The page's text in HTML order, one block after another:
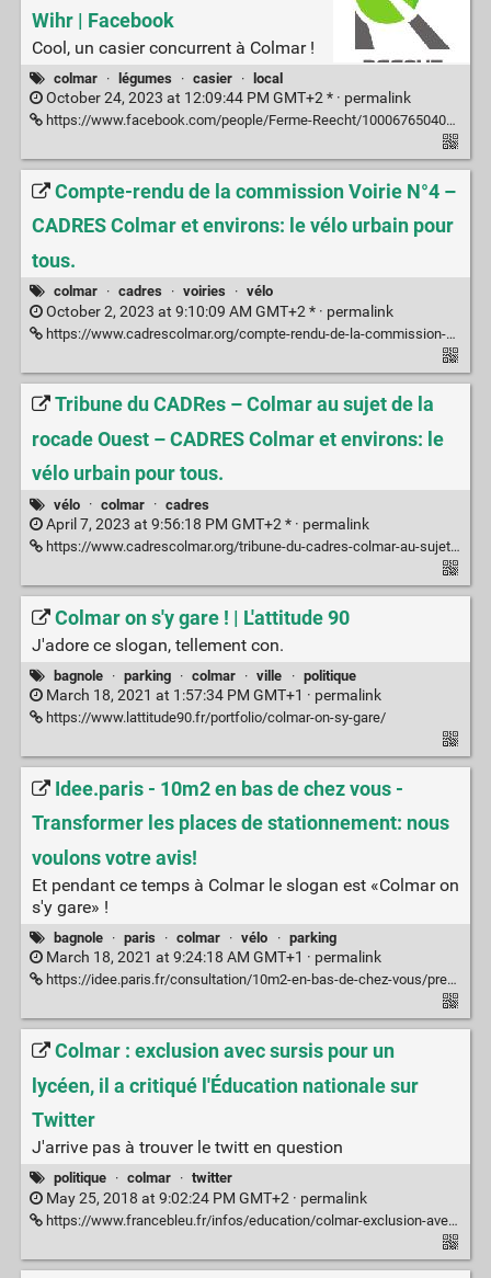
Wihr | Facebook
Cool, un casier concurrent à Colmar !
colmar · légumes · casier · local
October 24, 2023 at 12:09:44 PM GMT+2 * · permalink
https://www.facebook.com/people/Ferme-Reecht/100067650403437/
Compte-rendu de la commission Voirie N°4 –
CADRES Colmar et environs: le vélo urbain pour
tous.
colmar · cadres · voiries · vélo
October 2, 2023 at 9:10:09 AM GMT+2 * · permalink
https://www.cadrescolmar.org/compte-rendu-de-la-commission-voirie-n4/
Tribune du CADRes – Colmar au sujet de la
rocade Ouest – CADRES Colmar et environs: le
vélo urbain pour tous.
vélo · colmar · cadres
April 7, 2023 at 9:56:18 PM GMT+2 * · permalink
https://www.cadrescolmar.org/tribune-du-cadres-colmar-au-sujet-de-la-rocade-ouest/
Colmar on s'y gare ! | L'attitude 90
J'adore ce slogan, tellement con.
bagnole · parking · colmar · ville · politique
March 18, 2021 at 1:57:34 PM GMT+1 · permalink
https://www.lattitude90.fr/portfolio/colmar-on-sy-gare/
Idee.paris - 10m2 en bas de chez vous -
Transformer les places de stationnement: nous
voulons votre avis!
Et pendant ce temps à Colmar le slogan est «Colmar on
s'y gare» !
bagnole · paris · colmar · vélo · parking
March 18, 2021 at 9:24:18 AM GMT+1 · permalink
https://idee.paris.fr/consultation/10m2-en-bas-de-chez-vous/presentation/transformer-les-places-de-stationnement-nous-voulons-votre-avis
Colmar : exclusion avec sursis pour un
lycéen, il a critiqué l'Éducation nationale sur
Twitter
J'arrive pas à trouver le twitt en question
politique · colmar · twitter
May 25, 2018 at 9:02:24 PM GMT+2 · permalink
https://www.francebleu.fr/infos/education/colmar-exclusion-avec-sursis-pour-un-lyceen-il-a-critique-l-education-nationale-sur-twitter-1526819393